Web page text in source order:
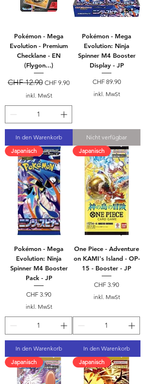
Pokémon - Mega
Evolution - Premium
Checklane - EN
(Flygon...)
Standardpreis
CHF 12.90 Sale-Preis
CHF 9.90
inkl. MwSt
In den Warenkorb
Pokémon - Mega
Evolution: Ninja
Spinner M4 Booster
Display - JP
Preis
CHF 89.90
inkl. MwSt
Nicht verfügbar
Japanisch
Pokémon - Mega
Evolution: Ninja
Spinner M4 Booster
Pack - JP
Preis
CHF 3.90
inkl. MwSt
In den Warenkorb
Japanisch
One Piece - Adventure
on KAMI's Island - OP-
15 - Booster - JP
Preis
CHF 3.90
inkl. MwSt
In den Warenkorb
Japanisch
Japanisch